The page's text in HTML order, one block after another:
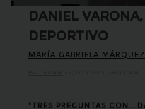
DANIEL
DEPORTIVO
MARÍA GABRIELA MÁRQUEZ
"TRES PREGUNTAS